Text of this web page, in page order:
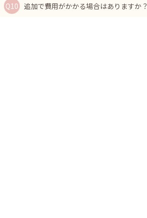
追加で費用がかかる場合はありますか？